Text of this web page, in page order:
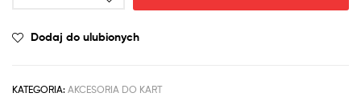
Dodaj do ulubionych
KATEGORIA: AKCESORIA DO KART